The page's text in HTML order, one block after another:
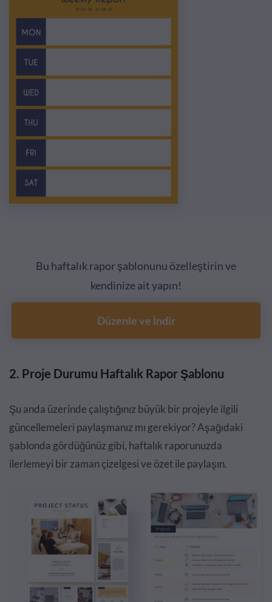
Bu haftalık rapor şablonunu özelleştirin ve
kendinize ait yapın!
Düzenle ve İndir
2. Proje Durumu Haftalık Rapor Şablonu
Şu anda üzerinde çalıştığınız büyük bir projeyle ilgili
güncellemeleri paylaşmanız mı gerekiyor? Aşağıdaki
şablonda gördüğünüz gibi, haftalık raporunuzda
ilerlemeyi bir zaman çizelgesi ve özet ile paylaşın.